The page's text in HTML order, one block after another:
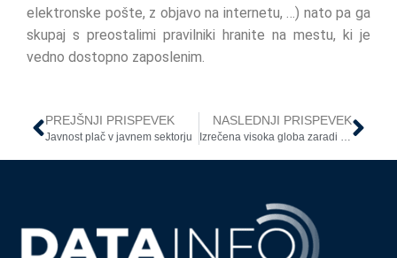
elektronske pošte, z objavo na internetu, …) nato pa ga
skupaj s preostalimi pravilniki hranite na mestu, ki je
vedno dostopno zaposlenim.
PREJŠNJI PRISPEVEK
Javnost plač v javnem sektorju
NASLEDNJI PRISPEVEK
Izrečena visoka globa zaradi nepravilnega izvajanja videonadzora